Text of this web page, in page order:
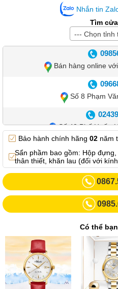
Nhắn tin
Tìm
--- Chọn tỉnh
Bán hàng online
Số 8 Phạm
Số 42 Phố Huế -
Showroom 3: Số 87
Số 55 Trần Đăng
Số 8 Trần Duy
Số 413 Quang
Bảo hành chính hãng 02 năm
Sẩn phầm bao gồm: Hộp
thân thiết, khăn lau (đối với kính
Có thể